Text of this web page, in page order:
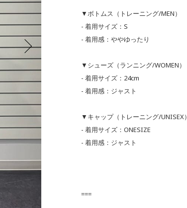
▼ボトムス（トレーニング/MEN）
- 着用サイズ：S
- 着用感：ややゆったり
▼シューズ（ランニング/WOMEN）
- 着用サイズ：24cm
- 着用感：ジャスト
▼キャップ（トレーニング/UNISEX）
- 着用サイズ：ONESIZE
- 着用感：ジャスト
===